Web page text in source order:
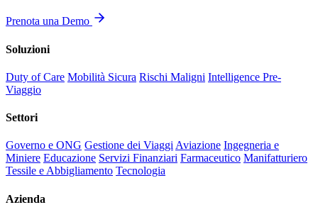
Prenota una Demo
Soluzioni
Duty of Care Mobilità Sicura Rischi Maligni Intelligence Pre-
Viaggio
Settori
Governo e ONG Gestione dei Viaggi Aviazione Ingegneria e
Miniere Educazione Servizi Finanziari Farmaceutico Manifatturiero
Tessile e Abbigliamento Tecnologia
Azienda